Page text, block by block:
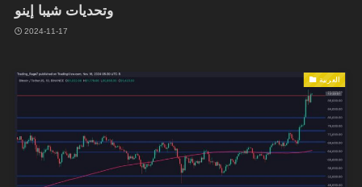
وتحديات شيبا إينو
2024-11-17
العربية